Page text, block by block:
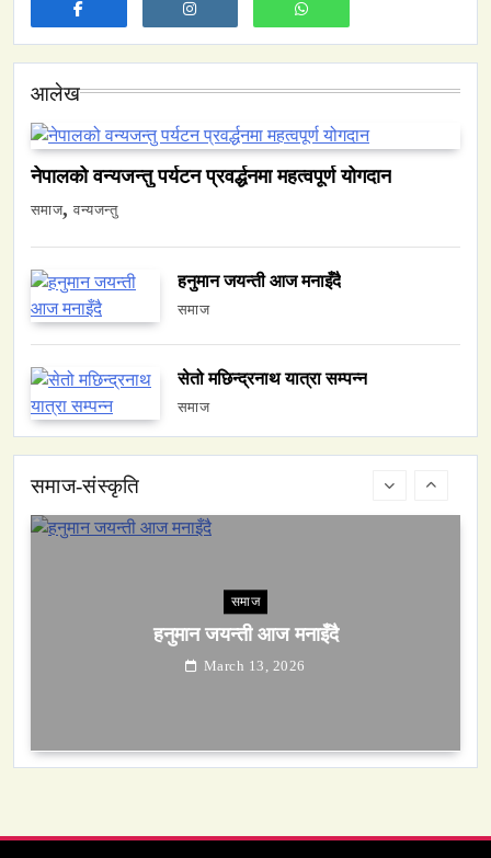
आलेख
नेपालको वन्यजन्तु पर्यटन प्रवर्द्धनमा महत्वपूर्ण योगदान
समाज वन्यजन्तु
हनुमान जयन्ती आज मनाइँदै
समाज
सेतो मछिन्द्रनाथ यात्रा सम्पन्न
समाज
समाज-संस्कृति
नेपालमा युनिफिकेशन चर्चको सम्बन्ध उजागर
March 13, 2026
नेपालको वन्यजन्तु पर्यटन प्रवर्द्धनमा महत्वपूर्ण योगदान
समाज
हनुमान जयन्ती आज मनाइँदै